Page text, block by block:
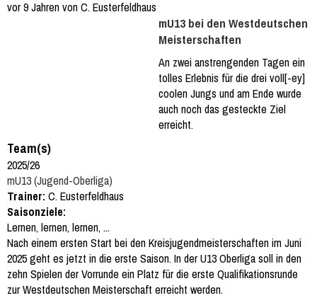
vor 9 Jahren von C. Eusterfeldhaus
mU13 bei den Westdeutschen
Meisterschaften
An zwei anstrengenden Tagen ein
tolles Erlebnis für die drei voll[-ey]
coolen Jungs und am Ende wurde
auch noch das gesteckte Ziel
erreicht.
Team(s)
2025/26
mU13 (Jugend-Oberliga)
Trainer: C. Eusterfeldhaus
Saisonziele:
Lernen, lernen, lernen, ...
Nach einem ersten Start bei den Kreisjugendmeisterschaften im Juni
2025 geht es jetzt in die erste Saison. In der U13 Oberliga soll in den
zehn Spielen der Vorrunde ein Platz für die erste Qualifikationsrunde
zur Westdeutschen Meisterschaft erreicht werden.